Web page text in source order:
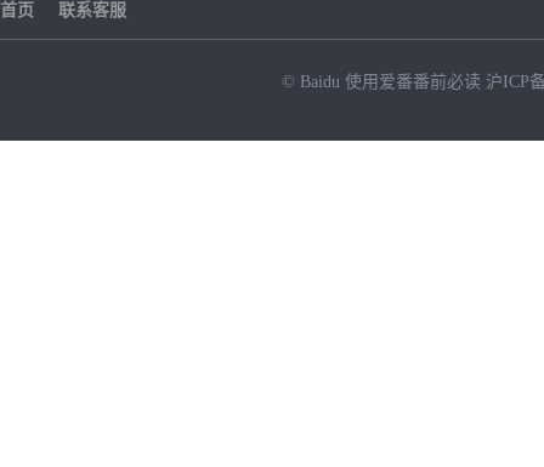
首页 联系客服
© Baidu 使用爱番番前必读 沪ICP